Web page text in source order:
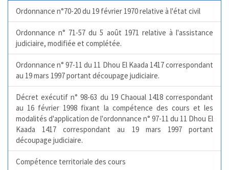
Ordonnance n°70-20 du 19 février 1970 relative à l'état civil
Ordonnance n° 71-57 du 5 août 1971 relative à l'assistance
judiciaire, modifiée et complétée.
Ordonnance n° 97-11 du 11 Dhou El Kaada 1417 correspondant
au 19 mars 1997 portant découpage judiciaire.
Décret exécutif n° 98-63 du 19 Chaoual 1418 correspondant
au 16 février 1998 fixant la compétence des cours et les
modalités d'application de l'ordonnance n° 97-11 du 11 Dhou El
Kaada 1417 correspondant au 19 mars 1997 portant
découpage judiciaire.
Compétence territoriale des cours